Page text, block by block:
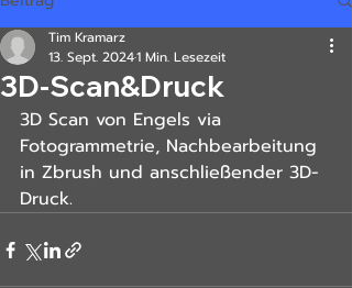
3D-Scan&Druck
Tim Kramarz
13. Sept. 20241 Min. Lesezeit
3D Scan von Engels via
Fotogrammetrie, Nachbearbeitung
in Zbrush und anschließender 3D-
Druck.